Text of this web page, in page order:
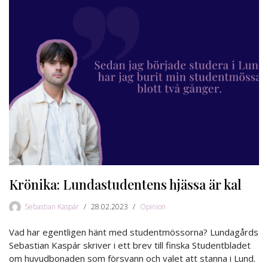
Krönika: Lundastudentens hjässa är kal
Sebastian Kaspár 28.02.2023 Opinion
Vad har egentligen hänt med studentmössorna? Lundagårds
Sebastian Kaspár skriver i ett brev till finska Studentbladet
om huvudbonaden som försvann och valet att stanna i Lund.